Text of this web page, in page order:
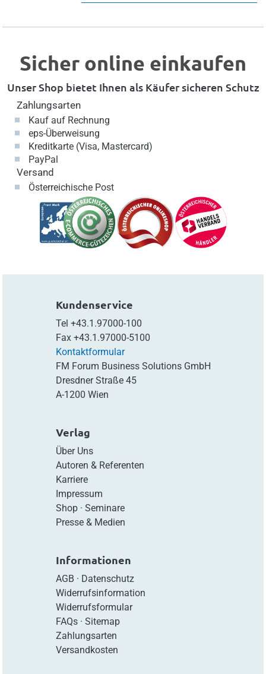
Sicher online einkaufen
Unser Shop bietet Ihnen als Käufer sicheren Schutz
Zahlungsarten
Kauf auf Rechnung
eps-Überweisung
Kreditkarte (Visa, Mastercard)
PayPal
Versand
Österreichische Post
Kundenservice
Tel +43.1.97000-100
Fax +43.1.97000-5100
Kontaktformular
FM Forum Business Solutions GmbH
Dresdner Straße 45
A-1200 Wien
Verlag
Über Uns
Autoren & Referenten
Karriere
Impressum
Shop· Seminare
Presse & Medien
Informationen
AGB · Datenschutz
Widerrufsinformation
Widerrufsformular
FAQs· Sitemap
Zahlungsarten
Versandkosten